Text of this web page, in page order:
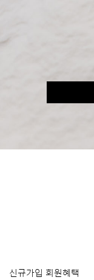
신규가입 회원혜택